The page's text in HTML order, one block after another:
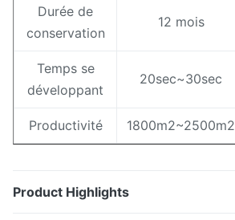
Durée de
conservation
12 mois
Temps se
développant
20sec~30sec
Productivité 1800m2~2500m2
Product Highlights